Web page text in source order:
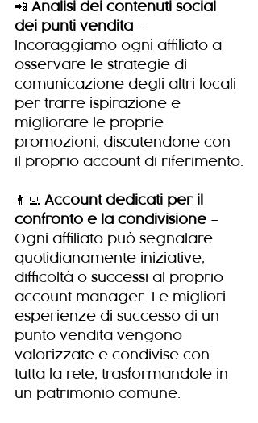
📲 Analisi dei contenuti social
dei punti vendita –
Incoraggiamo ogni affiliato a
osservare le strategie di
comunicazione degli altri locali
per trarre ispirazione e
migliorare le proprie
promozioni, discutendone con
il proprio account di riferimento.
👨‍💻 Account dedicati per il
confronto e la condivisione –
Ogni affiliato può segnalare
quotidianamente iniziative,
difficoltà o successi al proprio
account manager. Le migliori
esperienze di successo di un
punto vendita vengono
valorizzate e condivise con
tutta la rete, trasformandole in
un patrimonio comune.